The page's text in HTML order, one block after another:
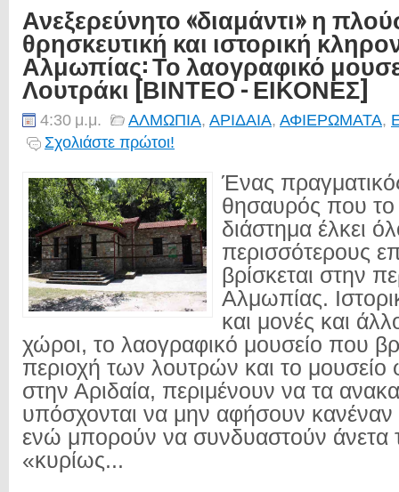
Ανεξερεύνητο «διαμάντι» η
θρησκευτική και ιστορική
Αλμωπίας: Το λαογραφικό
Λουτράκι [ΒΙΝΤΕΟ - ΕΙΚΟΝΕΣ]
4:30 μ.μ. ΑΛΜΩΠΙΑ, ΑΡΙΔΑΙΑ, ΑΦΙΕΡΩΜΑΤΑ,
Σχολιάστε πρώτοι!
Ένας
θησαυρός που το
διάστημα έλκει
περισσότερους
βρίσκεται στην
Αλμωπίας.
και μονές και
χώροι, το λαογραφικό μουσείο που
περιοχή των λουτρών και το μουσείο
στην Αριδαία, περιμένουν να τα
υπόσχονται να μην αφήσουν κανέναν
ενώ μπορούν να συνδυαστούν άνετα
«κυρίως...